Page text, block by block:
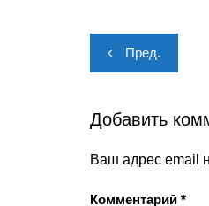
по
записям
Пред.
Добавить
Ваш адрес email
Комментарий *